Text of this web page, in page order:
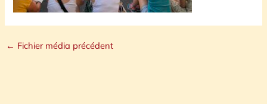
← Fichier média précédent